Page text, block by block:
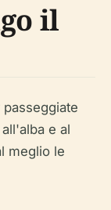
il
e al
meglio le